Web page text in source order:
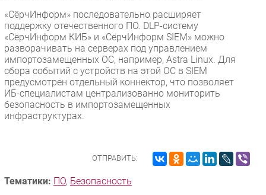
«СёрчИнформ» последовательно расширяет
поддержку отечественного ПО. DLP-систему
«СёрчИнформ КИБ» и «СёрчИнформ SIEM» можно
разворачивать на серверах под управлением
импортозамещенных ОС, например, Astra Linux. Для
сбора событий с устройств на этой ОС в SIEM
предусмотрен отдельный коннектор, что позволяет
ИБ-специалистам централизованно мониторить
безопасность в импортозамещенных
инфраструктурах.
ОТПРАВИТЬ:
Тематики: ПО, Безопасность